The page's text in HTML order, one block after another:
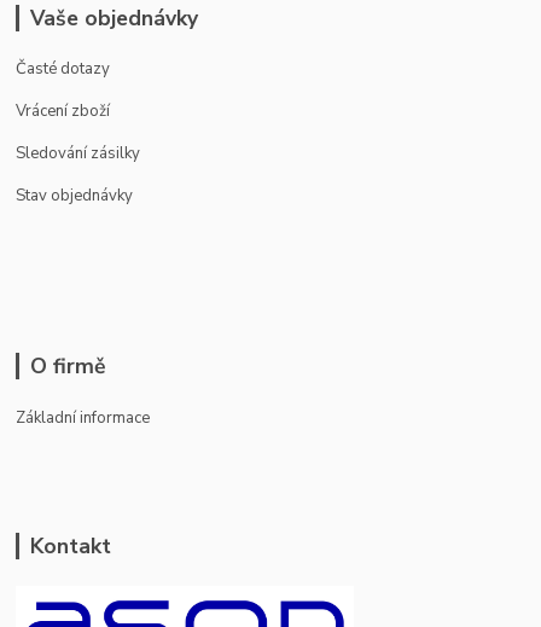
Vaše objednávky
Časté dotazy
Vrácení zboží
Sledování zásilky
Stav objednávky
O firmě
Základní informace
Kontakt